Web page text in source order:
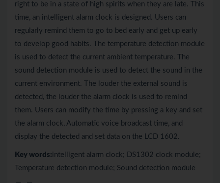
right to be in a state of high spirits when they are late. This
time, an intelligent alarm clock is designed. Users can
regularly remind them to go to bed early and get up early
to develop good habits. The temperature detection module
is used to detect the current ambient temperature. The
sound detection module is used to detect the sound in the
current environment. The louder the external sound is
detected, the louder the alarm clock is used to remind
them. Users can modify the time by pressing a key and set
the alarm clock, Automatic voice broadcast time, and
display the detected and set data on the LCD 1602.
Key words:intelligent alarm clock; DS1302 clock module;
Temperature detection module; Sound detection module